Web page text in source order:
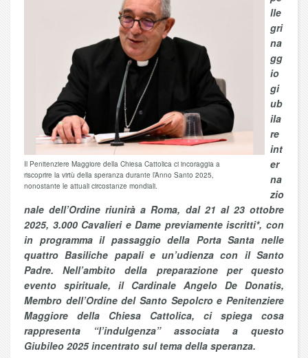
Il Penitenziere Maggiore della Chiesa Cattolica ci incoraggia a
riscoprire la virtù della speranza durante l’Anno Santo 2025,
nonostante le attuali circostanze mondiali.
lle
gri
na
gg
io
gi
ub
ila
re
int
er
na
zio
nale dell’Ordine riunirà a Roma, dal 21 al 23 ottobre
2025, 3.000 Cavalieri e Dame previamente iscritti*, con
in programma il passaggio della Porta Santa nelle
quattro Basiliche papali e un’udienza con il Santo
Padre. Nell’ambito della preparazione per questo
evento spirituale, il Cardinale Angelo De Donatis,
Membro dell’Ordine del Santo Sepolcro e Penitenziere
Maggiore della Chiesa Cattolica, ci spiega cosa
rappresenta “l’indulgenza” associata a questo
Giubileo 2025 incentrato sul tema della speranza.